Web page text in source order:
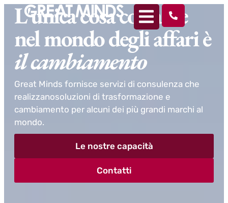
L'unica cosa costante
nel mondo degliaffari è
il cambiamento
Great Minds fornisce servizi di consulenza che
realizzanosoluzioni di trasformazione e
cambiamento per alcuni dei più grandi marchi al
mondo.
Le nostre capacità
Contatti